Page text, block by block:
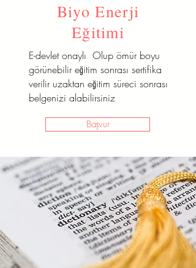
Biyo Enerji
Eğitimi
E-devlet onaylı Olup ömür boyu
görünebilir eğitim sonrası sertifika
verilir uzaktan eğitim süreci sonrası
belgenizi alabilirsiniz
Başvur